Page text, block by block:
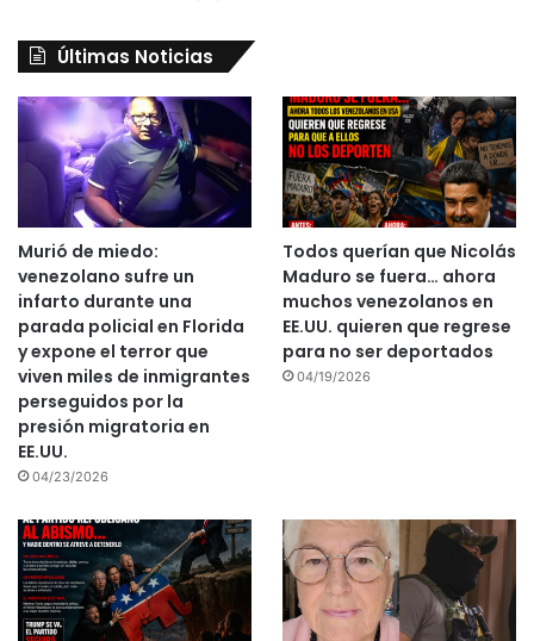
Últimas Noticias
Murió de miedo:
venezolano sufre un
infarto durante una
parada policial en Florida
y expone el terror que
viven miles de inmigrantes
perseguidos por la
presión migratoria en
EE.UU.
04/23/2026
Todos querían que Nicolás
Maduro se fuera… ahora
muchos venezolanos en
EE.UU. quieren que regrese
para no ser deportados
04/19/2026